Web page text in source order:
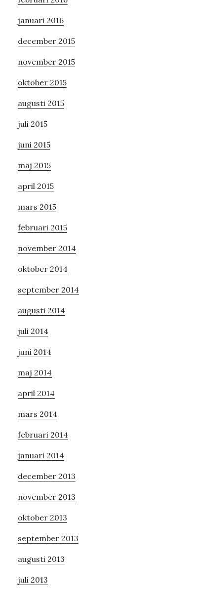
januari 2016
december 2015
november 2015
oktober 2015
augusti 2015
juli 2015
juni 2015
maj 2015
april 2015
mars 2015
februari 2015
november 2014
oktober 2014
september 2014
augusti 2014
juli 2014
juni 2014
maj 2014
april 2014
mars 2014
februari 2014
januari 2014
december 2013
november 2013
oktober 2013
september 2013
augusti 2013
juli 2013